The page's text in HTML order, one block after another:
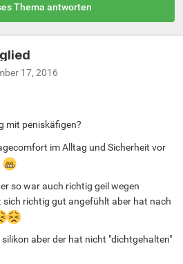
Thema antworten
17, 2016
mit peniskäfigen?
im Alltag und Sicherheit vor
so war auch richtig geil wegen
richtig gut angefühlt aber hat nach
aber der hat nicht "dichtgehalten"